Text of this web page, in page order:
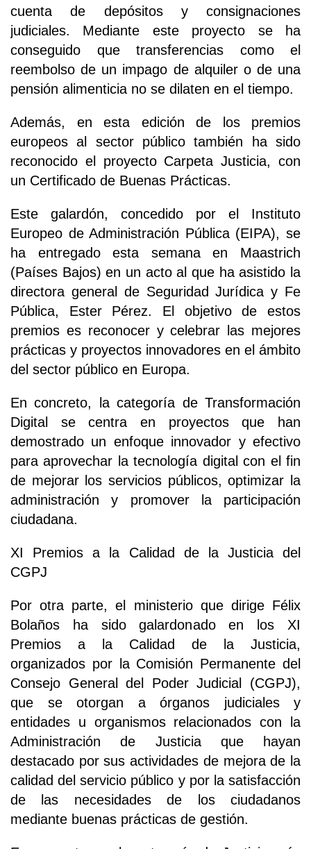
cuenta de depósitos y consignaciones
judiciales. Mediante este proyecto se ha
conseguido que transferencias como el
reembolso de un impago de alquiler o de una
pensión alimenticia no se dilaten en el tiempo.
Además, en esta edición de los premios
europeos al sector público también ha sido
reconocido el proyecto Carpeta Justicia, con
un Certificado de Buenas Prácticas.
Este galardón, concedido por el Instituto
Europeo de Administración Pública (EIPA), se
ha entregado esta semana en Maastrich
(Países Bajos) en un acto al que ha asistido la
directora general de Seguridad Jurídica y Fe
Pública, Ester Pérez. El objetivo de estos
premios es reconocer y celebrar las mejores
prácticas y proyectos innovadores en el ámbito
del sector público en Europa.
En concreto, la categoría de Transformación
Digital se centra en proyectos que han
demostrado un enfoque innovador y efectivo
para aprovechar la tecnología digital con el fin
de mejorar los servicios públicos, optimizar la
administración y promover la participación
ciudadana.
XI Premios a la Calidad de la Justicia del
CGPJ
Por otra parte, el ministerio que dirige Félix
Bolaños ha sido galardonado en los XI
Premios a la Calidad de la Justicia,
organizados por la Comisión Permanente del
Consejo General del Poder Judicial (CGPJ),
que se otorgan a órganos judiciales y
entidades u organismos relacionados con la
Administración de Justicia que hayan
destacado por sus actividades de mejora de la
calidad del servicio público y por la satisfacción
de las necesidades de los ciudadanos
mediante buenas prácticas de gestión.